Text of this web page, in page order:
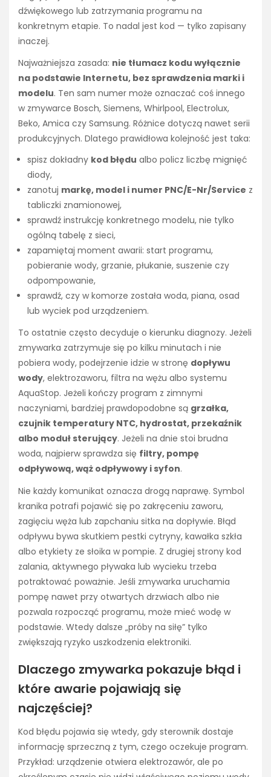
dźwiękowego lub zatrzymania programu na
konkretnym etapie. To nadal jest kod — tylko zapisany
inaczej.
Najważniejsza zasada: nie tłumacz kodu wyłącznie
na podstawie Internetu, bez sprawdzenia marki i
modelu. Ten sam numer może oznaczać coś innego
w zmywarce Bosch, Siemens, Whirlpool, Electrolux,
Beko, Amica czy Samsung. Różnice dotyczą nawet serii
produkcyjnych. Dlatego prawidłowa kolejność jest taka:
spisz dokładny kod błędu albo policz liczbę mignięć
diody,
zanotuj markę, model i numer PNC/E-Nr/Service z
tabliczki znamionowej,
sprawdź instrukcję konkretnego modelu, nie tylko
ogólną tabelę z sieci,
zapamiętaj moment awarii: start programu,
pobieranie wody, grzanie, płukanie, suszenie czy
odpompowanie,
sprawdź, czy w komorze została woda, piana, osad
lub wyciek pod urządzeniem.
To ostatnie często decyduje o kierunku diagnozy. Jeżeli
zmywarka zatrzymuje się po kilku minutach i nie
pobiera wody, podejrzenie idzie w stronę dopływu
wody, elektrozaworu, filtra na wężu albo systemu
AquaStop. Jeżeli kończy program z zimnymi
naczyniami, bardziej prawdopodobne są grzałka,
czujnik temperatury NTC, hydrostat, przekaźnik
albo moduł sterujący. Jeżeli na dnie stoi brudna
woda, najpierw sprawdza się filtry, pompę
odpływową, wąż odpływowy i syfon.
Nie każdy komunikat oznacza drogą naprawę. Symbol
kranika potrafi pojawić się po zakręceniu zaworu,
zagięciu węża lub zapchaniu sitka na dopływie. Błąd
odpływu bywa skutkiem pestki cytryny, kawałka szkła
albo etykiety ze słoika w pompie. Z drugiej strony kod
zalania, aktywnego pływaka lub wycieku trzeba
potraktować poważnie. Jeśli zmywarka uruchamia
pompę nawet przy otwartych drzwiach albo nie
pozwala rozpocząć programu, może mieć wodę w
podstawie. Wtedy dalsze „próby na siłę” tylko
zwiększają ryzyko uszkodzenia elektroniki.
Dlaczego zmywarka pokazuje błąd i
które awarie pojawiają się
najczęściej?
Kod błędu pojawia się wtedy, gdy sterownik dostaje
informację sprzeczną z tym, czego oczekuje program.
Przykład: urządzenie otwiera elektrozawór, ale po